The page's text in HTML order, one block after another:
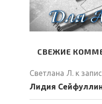
СВЕЖИЕ
Светлана Л. к
Лидия